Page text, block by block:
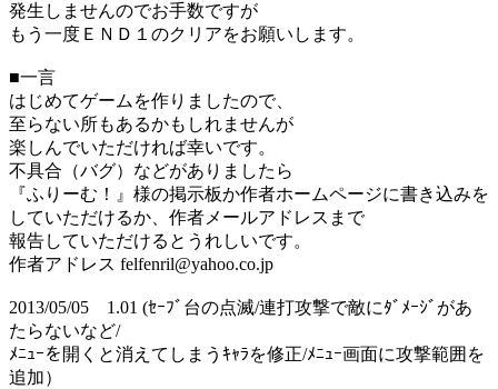
発生しませんのでお手数ですが
もう一度ＥＮＤ１のクリアをお願いします。
■一言
はじめてゲームを作りましたので、
至らない所もあるかもしれませんが
楽しんでいただければ幸いです。
不具合（バグ）などがありましたら
『ふりーむ！』様の掲示板か作者ホームページに書き込みを
していただけるか、作者メールアドレスまで
報告していただけるとうれしいです。
作者アドレス felfenril@yahoo.co.jp
2013/05/05 1.01 (ｾｰﾌﾞ台の点滅/連打攻撃で敵にﾀﾞﾒｰｼﾞがあ
たらないなど/
ﾒﾆｭｰを開くと消えてしまうｷｬﾗを修正/ﾒﾆｭｰ画面に攻撃範囲を
追加）